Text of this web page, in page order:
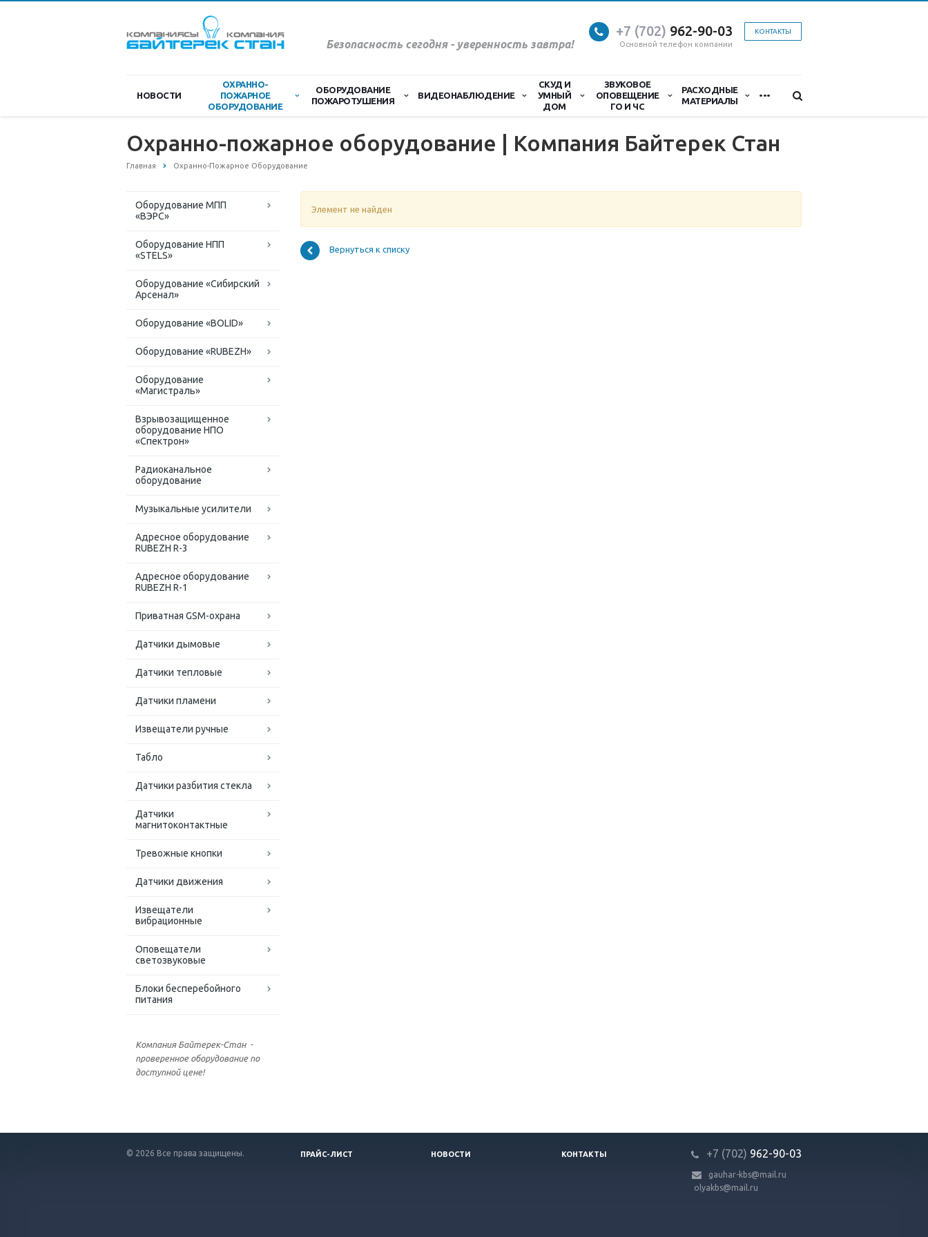
Безопасность сегодня - уверенность завтра!
КОНТАКТЫ
+7 (702) 962-90-03
Основной телефон компании
НОВОСТИ
ОХРАННО-
ПОЖАРНОЕ
ОБОРУДОВАНИЕ
ОБОРУДОВАНИЕ
ПОЖАРОТУШЕНИЯ
ВИДЕОНАБЛЮДЕНИЕ
СКУД И
УМНЫЙ
ДОМ
ЗВУКОВОЕ
ОПОВЕЩЕНИЕ
ГО И ЧС
РАСХОДНЫЕ
МАТЕРИАЛЫ
...
Охранно-пожарное оборудование | Компания Байтерек Стан
Главная Охранно-Пожарное Оборудование
Оборудование МПП
«ВЭРС»
Оборудование НПП
«STELS»
Оборудование «Сибирский
Арсенал»
Оборудование «BOLID»
Оборудование «RUBEZH»
Оборудование
«Магистраль»
Взрывозащищенное
оборудование НПО
«Спектрон»
Радиоканальное
оборудование
Музыкальные усилители
Адресное оборудование
RUBEZH R-3
Адресное оборудование
RUBEZH R-1
Приватная GSM-охрана
Датчики дымовые
Датчики тепловые
Датчики пламени
Извещатели ручные
Табло
Датчики разбития стекла
Датчики
магнитоконтактные
Тревожные кнопки
Датчики движения
Извещатели
вибрационные
Оповещатели
светозвуковые
Блоки бесперебойного
питания
Компания Байтерек-Стан -
проверенное оборудование по
доступной цене!
Элемент не найден
Вернуться к списку
© 2026 Все права защищены. ПРАЙС-ЛИСТ НОВОСТИ КОНТАКТЫ +7 (702) 962-90-03
gauhar-kbs@mail.ru
olyakbs@mail.ru